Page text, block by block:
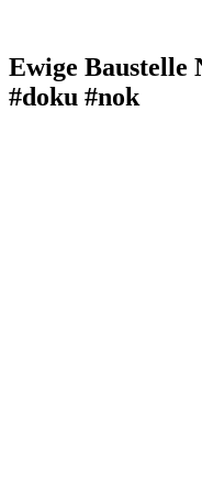
Ewige Baustelle
#doku #nok